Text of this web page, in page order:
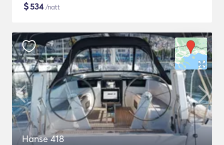
$534/natt
Hanse 418